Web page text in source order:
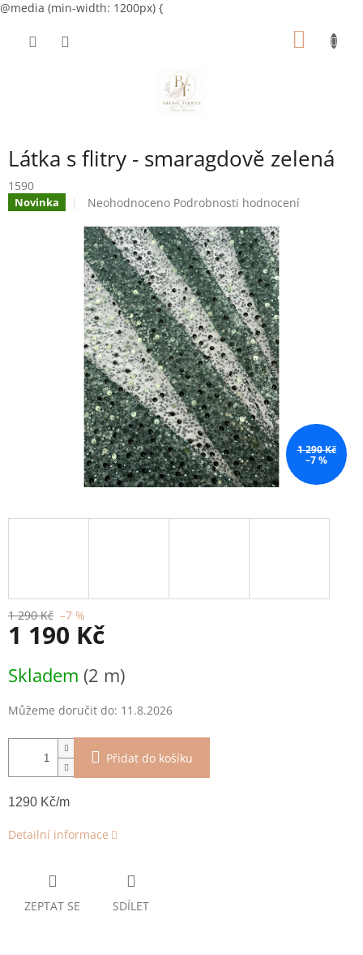
@media (min-width: 1200px) {
Látka s flitry - smaragdově zelená
1590
Novinka
Průměrné
produktu
je
0,0
z
5
hvězdiček.
Neohodnoceno Podrobnosti hodnocení
1 290 Kč
–7 %
1 290 Kč –7 %
1 190 Kč
cena:
Skladem (2 m)
Můžeme doručit do: 11.8.2026
Přidat do košíku
1290 Kč/m
Detailní informace
ZEPTAT SE SDÍLET